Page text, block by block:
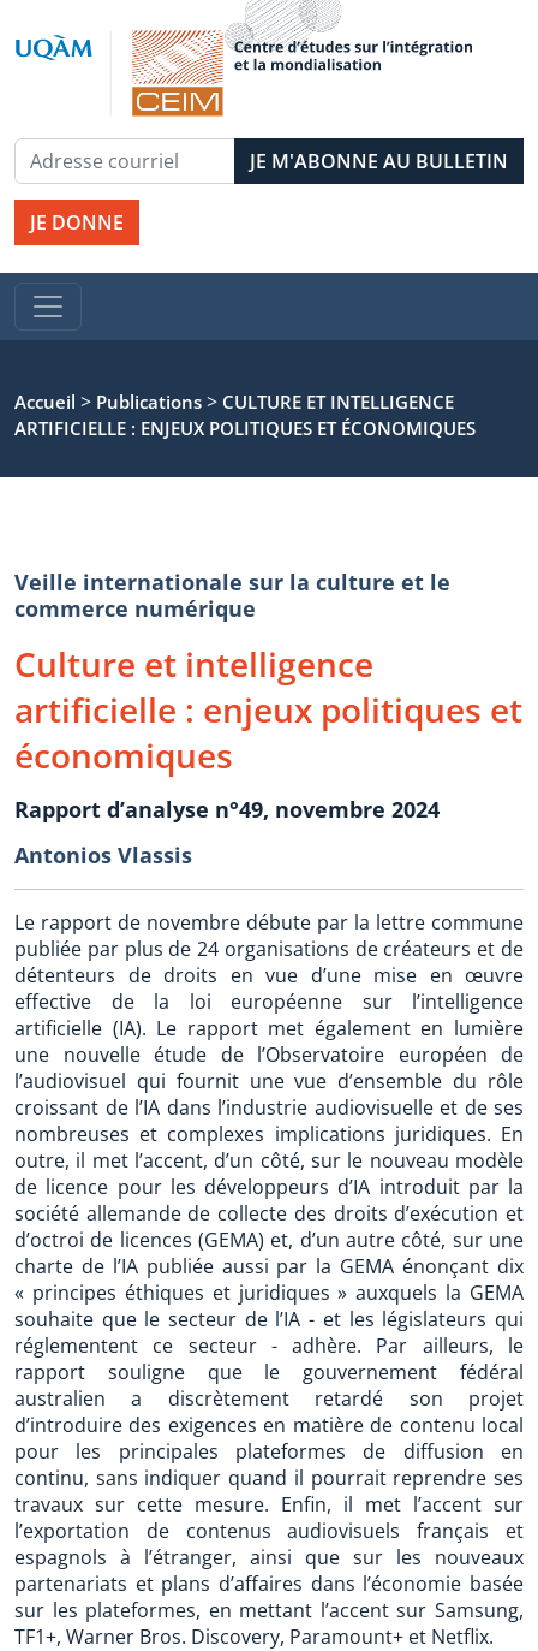
JE DONNE
Accueil > Publications > CULTURE ET INTELLIGENCE
ARTIFICIELLE : ENJEUX POLITIQUES ET ÉCONOMIQUES
Veille internationale sur la culture et le
commerce numérique
Culture et intelligence
artificielle : enjeux politiques et
économiques
Rapport d’analyse n°49, novembre 2024
Antonios Vlassis
Le rapport de novembre débute par la lettre commune
publiée par plus de 24 organisations de créateurs et de
détenteurs de droits en vue d’une mise en œuvre
effective de la loi européenne sur l’intelligence
artificielle (IA). Le rapport met également en lumière
une nouvelle étude de l’Observatoire européen de
l’audiovisuel qui fournit une vue d’ensemble du rôle
croissant de l’IA dans l’industrie audiovisuelle et de ses
nombreuses et complexes implications juridiques. En
outre, il met l’accent, d’un côté, sur le nouveau modèle
de licence pour les développeurs d’IA introduit par la
société allemande de collecte des droits d’exécution et
d’octroi de licences (GEMA) et, d’un autre côté, sur une
charte de l’IA publiée aussi par la GEMA énonçant dix
« principes éthiques et juridiques » auxquels la GEMA
souhaite que le secteur de l’IA - et les législateurs qui
réglementent ce secteur - adhère. Par ailleurs, le
rapport souligne que le gouvernement fédéral
australien a discrètement retardé son projet
d’introduire des exigences en matière de contenu local
pour les principales plateformes de diffusion en
continu, sans indiquer quand il pourrait reprendre ses
travaux sur cette mesure. Enfin, il met l’accent sur
l’exportation de contenus audiovisuels français et
espagnols à l’étranger, ainsi que sur les nouveaux
partenariats et plans d’affaires dans l’économie basée
sur les plateformes, en mettant l’accent sur Samsung,
TF1+, Warner Bros. Discovery, Paramount+ et Netflix.